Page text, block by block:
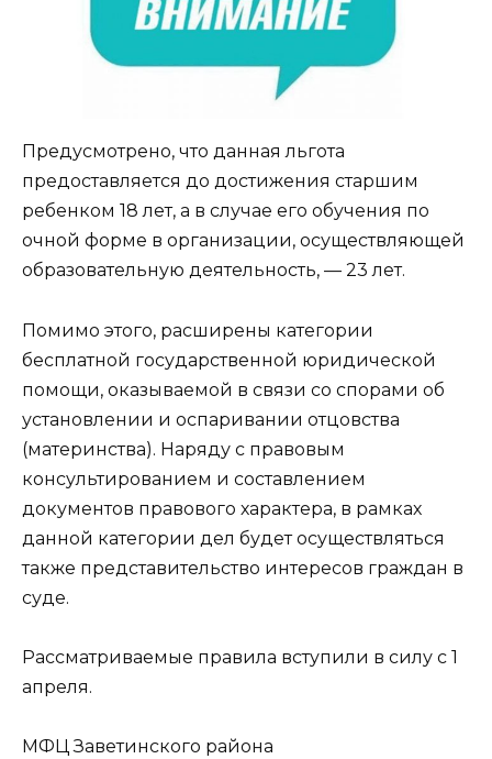
Предусмотрено, что данная льгота
предоставляется до достижения старшим
ребенком 18 лет, а в случае его обучения по
очной форме в организации, осуществляющей
образовательную деятельность, — 23 лет.
Помимо этого, расширены категории
бесплатной государственной юридической
помощи, оказываемой в связи со спорами об
установлении и оспаривании отцовства
(материнства). Наряду с правовым
консультированием и составлением
документов правового характера, в рамках
данной категории дел будет осуществляться
также представительство интересов граждан в
суде.
Рассматриваемые правила вступили в силу с 1
апреля.
МФЦ Заветинского района